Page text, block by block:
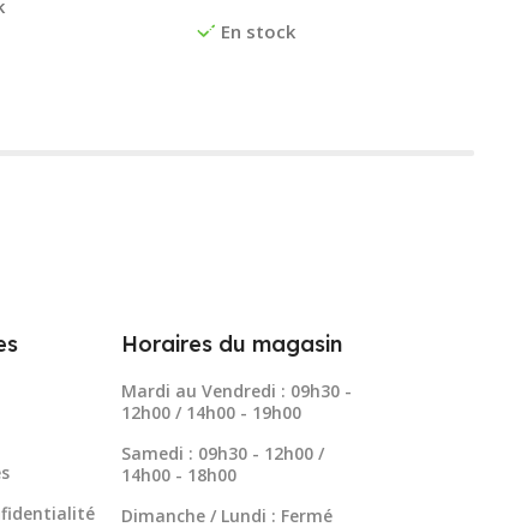
En stock
Horaires du magasin
Mardi au Vendredi : 09h30 -
12h00 / 14h00 - 19h00
Samedi : 09h30 - 12h00 /
14h00 - 18h00
Dimanche / Lundi : Fermé